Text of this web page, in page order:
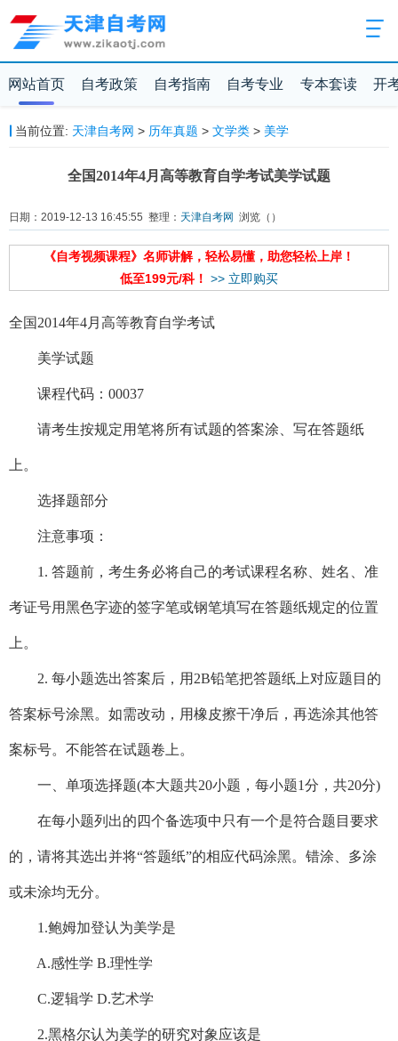
网站首页 自考政策 自考指南 自考专业 专本套读 开
当前位置: 天津自考网 > 历年真题 > 文学类> 美学
全国2014年4月高等教育自学考试美学试题
日期：2019-12-13 16:45:55 整理： 天津自考网 浏览（ ）
《自考视频课程》名师讲解，轻松易懂，助您轻松上岸！
低至199元/科！ >> 立即购买
全国2014年4月高等教育自学考试
美学试题
课程代码：00037
请考生按规定用笔将所有试题的答案涂、写在答题纸
上。
选择题部分
注意事项：
1. 答题前，考生务必将自己的考试课程名称、姓名、准
考证号用黑色字迹的签字笔或钢笔填写在答题纸规定的位置
上。
2. 每小题选出答案后，用2B铅笔把答题纸上对应题目的
答案标号涂黑。如需改动，用橡皮擦干净后，再选涂其他答
案标号。不能答在试题卷上。
一、单项选择题(本大题共20小题，每小题1分，共20分)
在每小题列出的四个备选项中只有一个是符合题目要求
的，请将其选出并将“答题纸”的相应代码涂黑。错涂、多涂
或未涂均无分。
1.鲍姆加登认为美学是
A.感性学 B.理性学
C.逻辑学 D.艺术学
2.黑格尔认为美学的研究对象应该是